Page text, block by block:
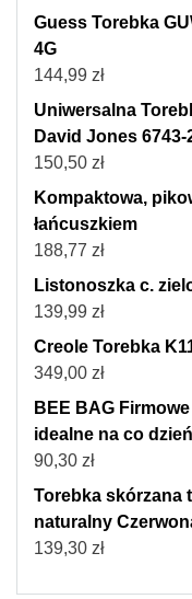
Guess Torebka
4G
144,99 zł
Uniwersalna
David Jones
150,50 zł
Kompaktowa,
łańcuszkiem
188,77 zł
Listonoszka c.
139,99 zł
Creole Torebka
349,00 zł
BEE BAG
idealne na co
90,30 zł
Torebka skórzana
naturalny
139,30 zł